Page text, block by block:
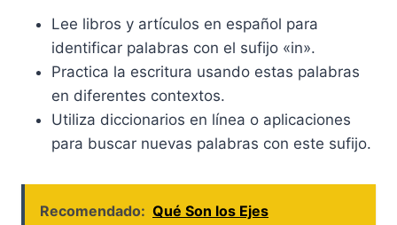
Lee libros y artículos en español para
identificar palabras con el sufijo «in».
Practica la escritura usando estas palabras
en diferentes contextos.
Utiliza diccionarios en línea o aplicaciones
para buscar nuevas palabras con este sufijo.
Recomendado: Qué Son los Ejes